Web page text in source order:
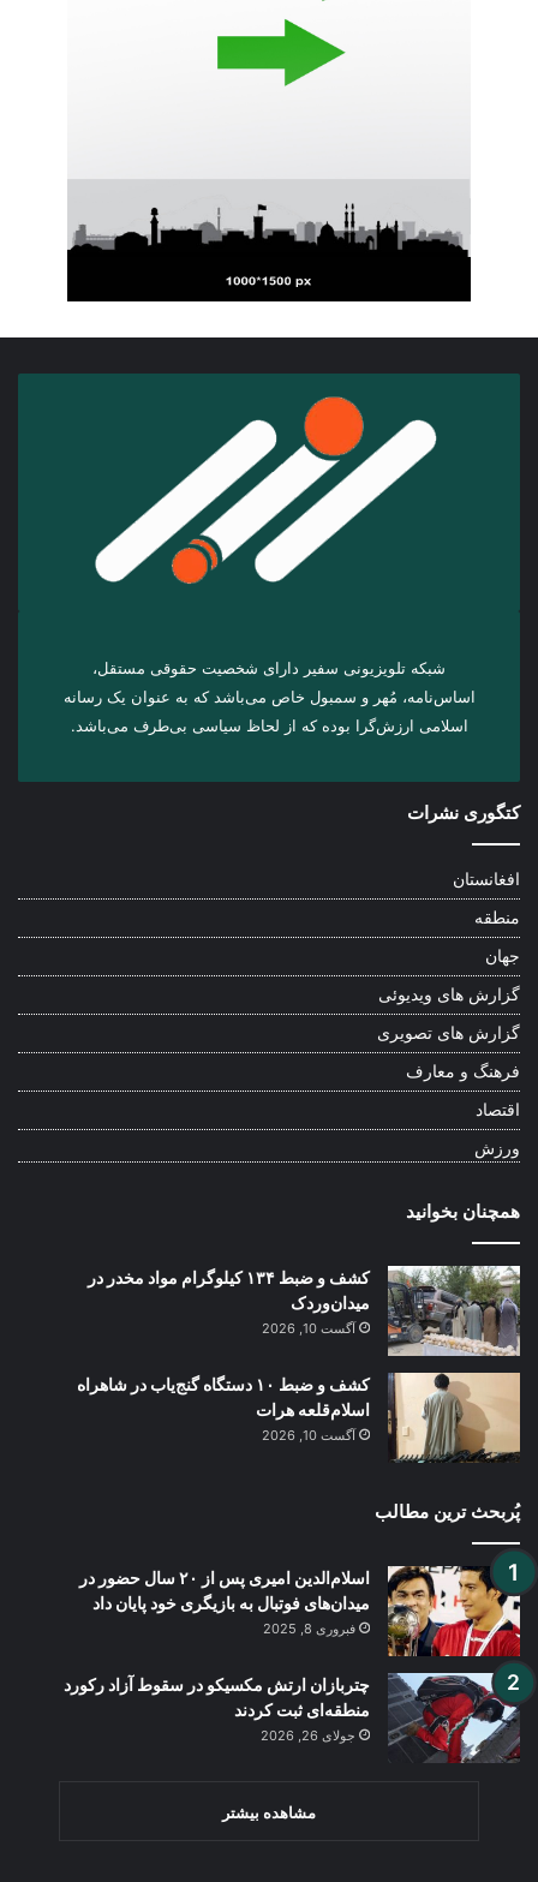
شبکه تلویزیونی سفیر دارای شخصیت حقوقی مستقل،
اساس‌نامه، مُهر و سمبول خاص می‌باشد که به عنوان یک رسانه
اسلامی ارزش‌گرا بوده که از لحاظ سیاسی بی‌طرف می‌باشد.
کتگوری نشرات
افغانستان
منطقه
جهان
گزارش های ویدیوئی
گزارش های تصویری
فرهنگ و معارف
اقتصاد
ورزش
همچنان بخوانید
کشف و ضبط ۱۳۴ کیلوگرام مواد مخدر در
میدان‌وردک
آگست 10, 2026
کشف و ضبط ۱۰ دستگاه گنج‌یاب در شاهراه
اسلام‌قلعه هرات
آگست 10, 2026
پُربحث ترین مطالب
اسلام‌الدین امیری پس از ۲۰ سال حضور در
میدان‌های فوتبال به بازیگری خود پایان داد
فبروری 8, 2025
چتربازان ارتش مکسیکو در سقوط آزاد رکورد
منطقه‌ای ثبت کردند
جولای 26, 2026
مشاهده بیشتر